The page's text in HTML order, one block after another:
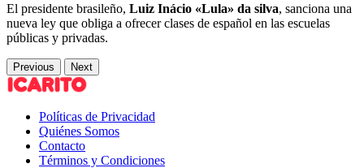
El presidente brasileño, Luiz Inácio «Lula» da silva, sanciona una
nueva ley que obliga a ofrecer clases de español en las escuelas
públicas y privadas.
Previous Next
Políticas de Privacidad
Quiénes Somos
Contacto
Términos y Condiciones